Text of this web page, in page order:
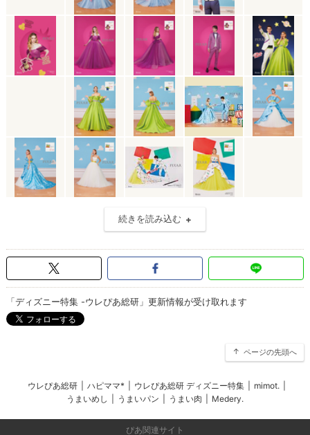
続きを読み込む
「ディズニー特集 -ウレぴあ総研」更新情報が受け取れます
ページの先頭へ
ウレぴあ総研 ハピママ* ウレぴあ総研 ディズニー特集 mimot.
うまいめし
うまいパン うまい肉 Medery.
ぴあ関連サイト